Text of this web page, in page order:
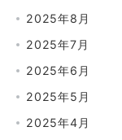
2025年8月
2025年7月
2025年6月
2025年5月
2025年4月